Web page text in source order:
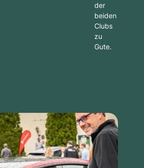
der
beiden
Clubs
zu
Gute.